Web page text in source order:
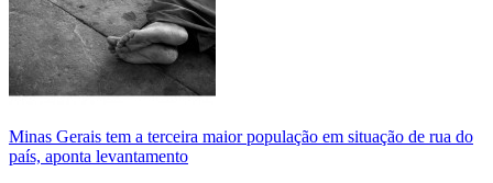
Minas Gerais tem a terceira maior população em situação de rua do
país, aponta levantamento